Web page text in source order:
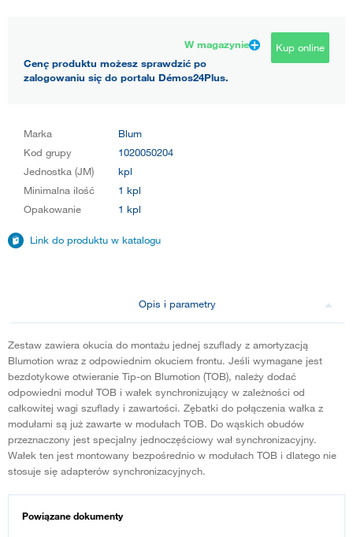
W magazynie
Cenę produktu możesz sprawdzić po
zalogowaniu się do portalu Démos24Plus.
Kup online
Marka
Blum
Kod grupy
1020050204
Jednostka (JM)
kpl
Minimalna ilość
1 kpl
Opakowanie
1 kpl
Link do produktu w katalogu
Opis i parametry
Zestaw zawiera okucia do montażu jednej szuflady z amortyzacją
Blumotion wraz z odpowiednim okuciem frontu. Jeśli wymagane jest
bezdotykowe otwieranie Tip-on Blumotion (TOB), należy dodać
odpowiedni moduł TOB i wałek synchronizujący w zależności od
całkowitej wagi szuflady i zawartości. Zębatki do połączenia wałka z
modułami są już zawarte w modułach TOB. Do wąskich obudów
przeznaczony jest specjalny jednoczęściowy wał synchronizacyjny.
Wałek ten jest montowany bezpośrednio w modułach TOB i dlatego nie
stosuje się adapterów synchronizacyjnych.
Powiązane dokumenty